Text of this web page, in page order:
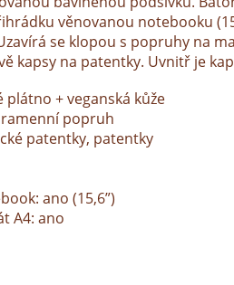
věnovanou notebooku
se klopou s popruhy na
kapsy na patentky. Uvnitř je
+ veganská kůže
popruh
patentky, patentky
ano (15,6”)
A4: ano